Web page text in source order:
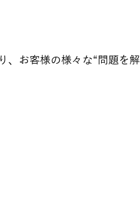
お客様の様々な“問題を解